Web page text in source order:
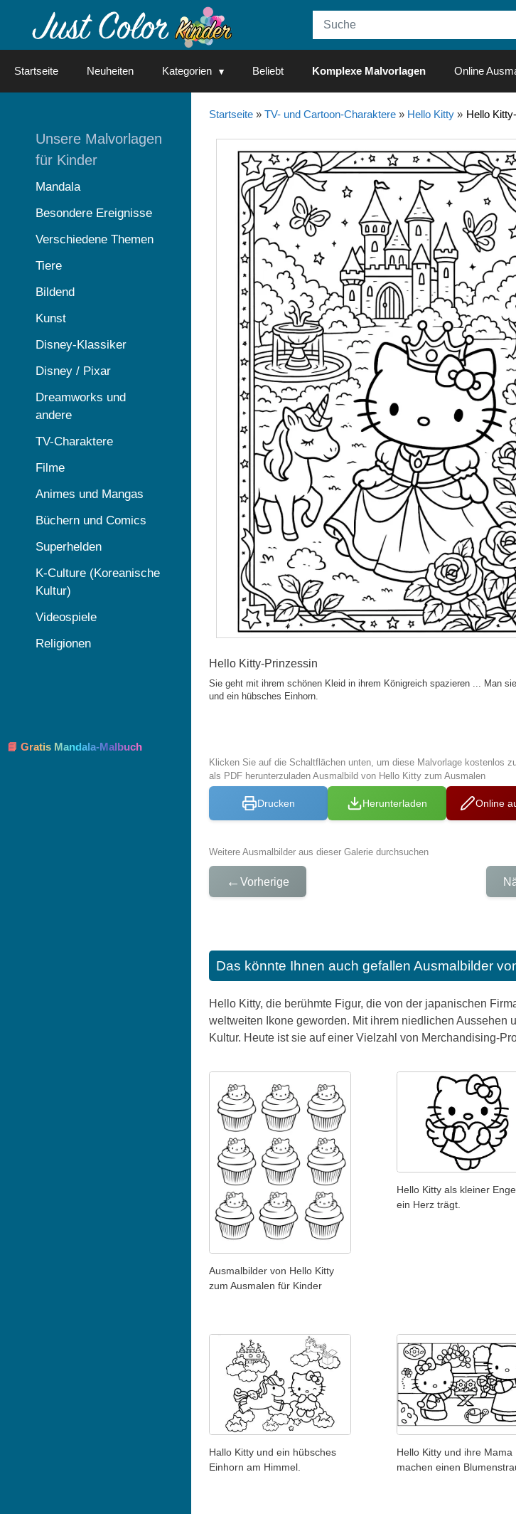
Startseite Neuheiten Kategorien Beliebt Komplexe Malvorlagen Online
Startseite» TV- und Cartoon-Charaktere» Hello Kitty» Hello
Hello Kitty-Prinzessin
Sie geht mit ihrem schönen Kleid in ihrem Königreich spazieren ... Man
und ein hübsches Einhorn.
Klicken Sie auf die Schaltflächen unten, um diese Malvorlage kostenlos
als PDF herunterzuladen Ausmalbild von Hello Kitty zum Ausmalen
Drucken Herunterladen Online
Weitere Ausmalbilder aus dieser Galerie durchsuchen
← Vorherige
Das könnte Ihnen auch gefallen Ausmalbilder
Hello Kitty, die berühmte Figur, die von der japanischen
weltweiten Ikone geworden. Mit ihrem niedlichen
Kultur. Heute ist sie auf einer Vielzahl von Merchandising-
Ausmalbilder von Hello Kitty
zum Ausmalen für Kinder
Hello Kitty als kleiner
ein Herz trägt.
Hallo Kitty und ein hübsches
Einhorn am Himmel.
Hello Kitty und ihre Mama
machen einen
Unsere Malvorlagen
für Kinder
Mandala
Besondere Ereignisse
Verschiedene Themen
Tiere
Bildend
Kunst
Disney-Klassiker
Disney / Pixar
Dreamworks und
andere
TV-Charaktere
Filme
Animes und Mangas
Büchern und Comics
Superhelden
K-Culture (Koreanische
Kultur)
Videospiele
Religionen
📘 Gratis Mandala-Malbuch